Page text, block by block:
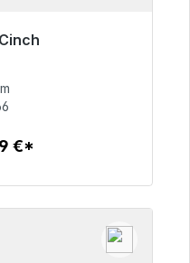
plazo de entrega
€*